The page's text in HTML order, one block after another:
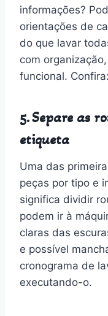
informações?
orientações de
do que lavar
com
funcional. Confira:
5. Separe as
etiqueta
Uma das
peças por tipo e
significa dividir
podem ir à
claras das
e possível
cronograma de
executando-o.